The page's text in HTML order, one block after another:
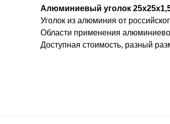
Алюминиевый уголок
Уголок из алюминия от
Области применения
Доступная стоимость, разный